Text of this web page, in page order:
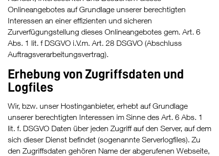
Onlineangebotes auf Grundlage unserer berechtigten
Interessen an einer effizienten und sicheren
Zurverfügungstellung dieses Onlineangebotes gem. Art. 6
Abs. 1 lit. f DSGVO i.V.m. Art. 28 DSGVO (Abschluss
Auftragsverarbeitungsvertrag).
Erhebung von Zugriffsdaten und
Logfiles
Wir, bzw. unser Hostinganbieter, erhebt auf Grundlage
unserer berechtigten Interessen im Sinne des Art. 6 Abs. 1
lit. f. DSGVO Daten über jeden Zugriff auf den Server, auf dem
sich dieser Dienst befindet (sogenannte Serverlogfiles). Zu
den Zugriffsdaten gehören Name der abgerufenen Webseite,